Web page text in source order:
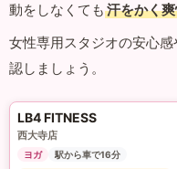
動をしなくても 汗をかく
女性専用スタジオの安心
認しましょう。
LB4 FITNESS
西大寺店
ヨガ
駅から車で16分